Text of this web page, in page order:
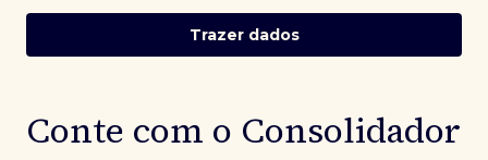
Trazer dados
Conte com o Consolidador